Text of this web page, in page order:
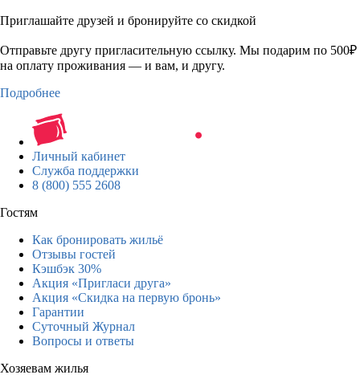
Приглашайте друзей и бронируйте со скидкой
Отправьте другу пригласительную ссылку. Мы подарим по 500₽
на оплату проживания — и вам, и другу.
Подробнее
Личный кабинет
Служба поддержки
8 (800) 555 2608
Гостям
Как бронировать жильё
Отзывы гостей
Кэшбэк 30%
Акция «Пригласи друга»
Акция «Скидка на первую бронь»
Гарантии
Суточный Журнал
Вопросы и ответы
Хозяевам жилья